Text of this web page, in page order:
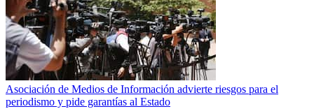
Asociación de Medios de Información advierte riesgos para el
periodismo y pide garantías al Estado